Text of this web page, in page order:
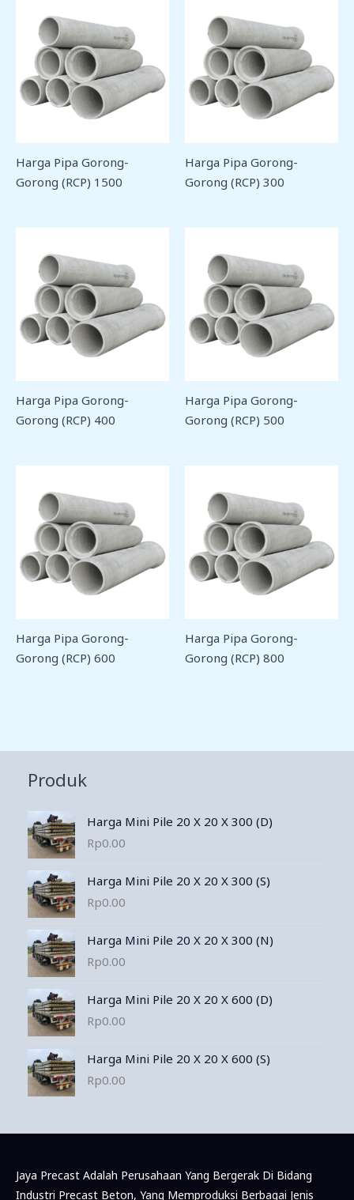
Harga Pipa Gorong-
Gorong (RCP) 1500
Harga Pipa Gorong-
Gorong (RCP) 300
Harga Pipa Gorong-
Gorong (RCP) 400
Harga Pipa Gorong-
Gorong (RCP) 500
Harga Pipa Gorong-
Gorong (RCP) 600
Harga Pipa Gorong-
Gorong (RCP) 800
Produk
Harga Mini Pile 20 X 20 X 300 (D)
Rp0.00
Harga Mini Pile 20 X 20 X 300 (S)
Rp0.00
Harga Mini Pile 20 X 20 X 300 (N)
Rp0.00
Harga Mini Pile 20 X 20 X 600 (D)
Rp0.00
Harga Mini Pile 20 X 20 X 600 (S)
Rp0.00
Jaya Precast Adalah Perusahaan Yang Bergerak Di Bidang
Industri Precast Beton, Yang Memproduksi Berbagai Jenis